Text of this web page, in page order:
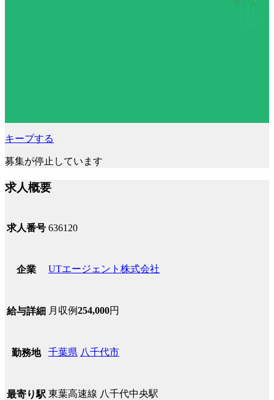
キープする
募集が停止しています
求人概要
求人番号 636120
企業 UTエージェント株式会社
給与詳細 月収例254,000円
勤務地 千葉県 八千代市
最寄り駅 東葉高速線 八千代中央駅